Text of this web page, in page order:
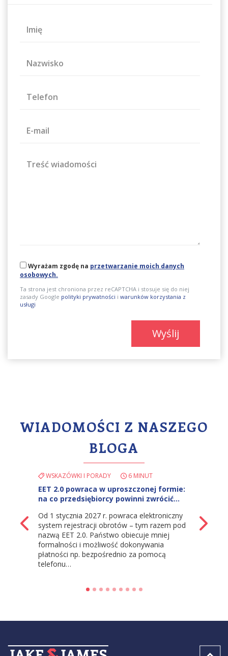
Imię
Nazwisko
Telefon
E-mail
Treść wiadomości
Wyrażam zgodę na przetwarzanie moich danych
osobowych.
Ta strona jest chroniona przez reCAPTCHA i stosuje się do niej
zasady Google polityki prywatności i warunków korzystania z
usługi
Wyślij
WIADOMOŚCI Z NASZEGO
BLOGA
z powrotem
WSKAZÓWKI I PORADY 6 MINUT
EET 2.0 powraca w uproszczonej formie:
na co przedsiębiorcy powinni zwrócić…
Od 1 stycznia 2027 r. powraca elektroniczny
system rejestracji obrotów – tym razem pod
nazwą EET 2.0. Państwo obiecuje mniej
formalności i możliwość dokonywania
płatności np. bezpośrednio za pomocą
telefonu…